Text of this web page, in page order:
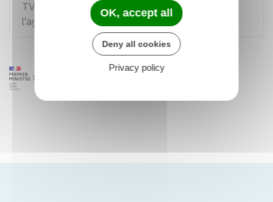
TVA : qu'est-ce-que le régime simplifié de
l'agriculture ?
OK, accept all
Deny all cookies
Privacy policy